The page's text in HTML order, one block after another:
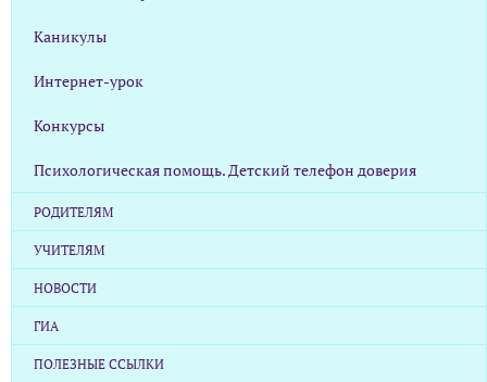
Каникулы
Интернет-урок
Конкурсы
Психологическая помощь. Детский телефон доверия
РОДИТЕЛЯМ
УЧИТЕЛЯМ
НОВОСТИ
ГИА
ПОЛЕЗНЫЕ ССЫЛКИ